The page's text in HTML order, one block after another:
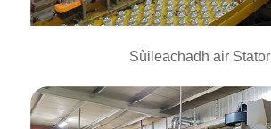
Sùileachadh air Stator